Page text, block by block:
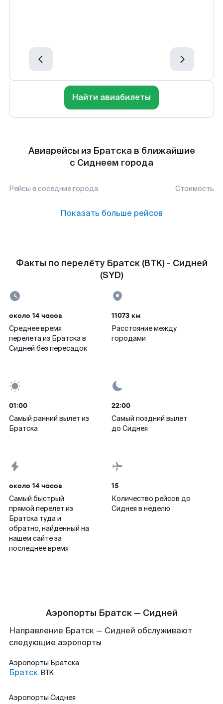
Найти авиабилеты
Авиарейсы из Братска в ближайшие
с Сиднеем города
Рейсы в соседние города Стоимость
Показать больше рейсов
Факты по перелёту Братск (BTK) - Сидней
(SYD)
около 14 часов
Среднее время
перелета из Братска в
Сидней без пересадок
11073 км
Расстояние между
городами
01:00
Самый ранний вылет из
Братска
22:00
Самый поздний вылет
до Сиднея
около 14 часов
Самый быстрый
прямой перелет из
Братска туда и
обратно, найденный на
нашем сайте за
последнее время
15
Количество рейсов до
Сиднея в неделю
Аэропорты Братск — Сидней
Направление Братск — Сидней обслуживают
следующие аэропорты
Аэропорты Братска
Братск BTK
Аэропорты Сиднея